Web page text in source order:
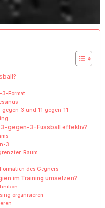
3-Format
3 und 11-gegen-11
3-gegen-3-Fussball effektiv?
3
Raum
des Gegners
im Training umsetzen?
organisieren